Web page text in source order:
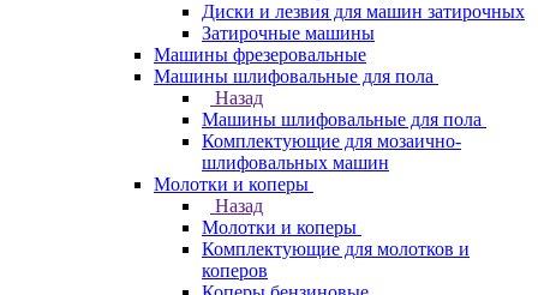
Диски и лезвия для машин затирочных
Затирочные машины
Машины фрезеровальные
Машины шлифовальные для пола
Назад
Машины шлифовальные для пола
Комплектующие для мозаично-
шлифовальных машин
Молотки и коперы
Назад
Молотки и коперы
Комплектующие для молотков и
коперов